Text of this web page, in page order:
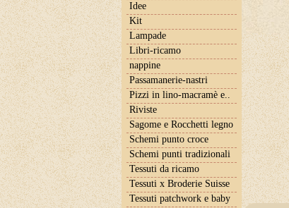
Idee
Kit
Lampade
Libri-ricamo
nappine
Passamanerie-nastri
Pizzi in lino-macramè e..
Riviste
Sagome e Rocchetti legno
Schemi punto croce
Schemi punti tradizionali
Tessuti da ricamo
Tessuti x Broderie Suisse
Tessuti patchwork e baby